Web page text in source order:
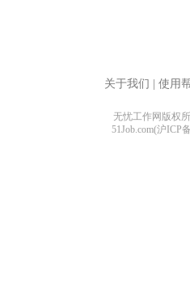
关于我们 使用
无忧工作网版权
51Job.com(沪ICP